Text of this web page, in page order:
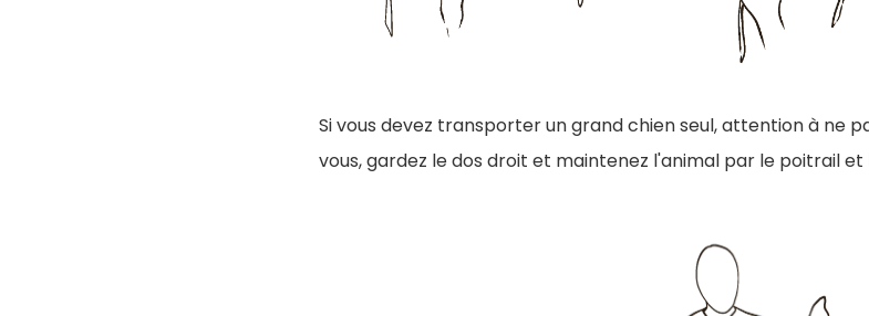
Si vous devez transporter un grand chien seul, attention à ne
vous, gardez le dos droit et maintenez l'animal par le poitrail et